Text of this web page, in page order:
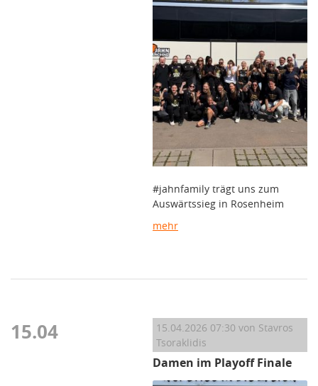
#jahnfamily trägt uns zum
Auswärtssieg in Rosenheim
mehr
15.04 15.04.2026 07:30 von Stavros
Tsoraklidis
Damen im Playoff Finale